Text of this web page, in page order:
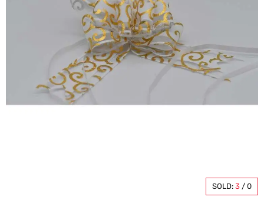
SOLD: 3 / 0